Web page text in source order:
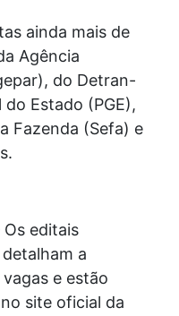
ainda mais de
Agência
do Detran-
Estado (PGE),
Fazenda (Sefa) e
Os editais
a
e estão
site oficial da